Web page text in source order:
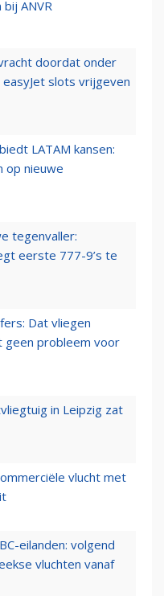
bij ANVR
doordat onder
slots vrijgeven
LATAM kansen:
op nieuwe
tegenvaller:
eerste 777-9’s te
Dat vliegen
geen probleem voor
in Leipzig zat
vlucht met
eilanden: volgend
vluchten vanaf